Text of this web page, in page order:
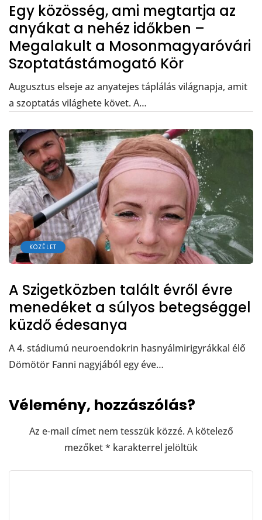
Egy közösség, ami megtartja az
anyákat a nehéz időkben –
Megalakult a Mosonmagyaróvári
Szoptatástámogató Kör
Augusztus elseje az anyatejes táplálás világnapja, amit
a szoptatás világhete követ. A…
KÖZÉLET
A Szigetközben talált évről évre
menedéket a súlyos betegséggel
küzdő édesanya
A 4. stádiumú neuroendokrin hasnyálmirigyrákkal élő
Dömötör Fanni nagyjából egy éve…
Vélemény, hozzászólás?
Az e-mail címet nem tesszük közzé. A kötelező
mezőket* karakterrel jelöltük